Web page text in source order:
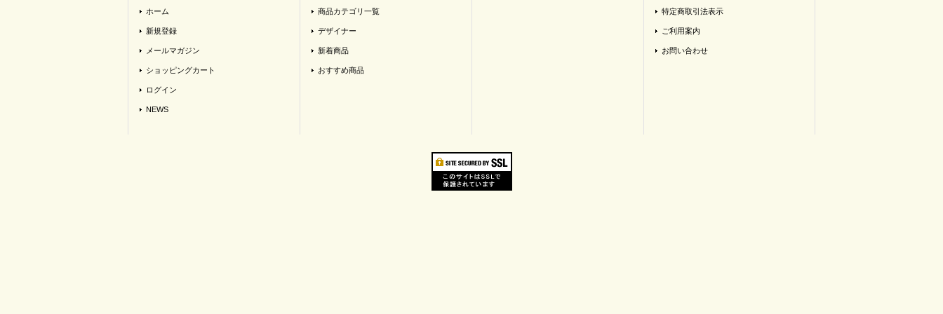
ホーム
新規登録
メールマガジン
ショッピングカート
ログイン
NEWS
商品カテゴリ一覧
デザイナー
新着商品
おすすめ商品
特定商取引法表示
ご利用案内
お問い合わせ